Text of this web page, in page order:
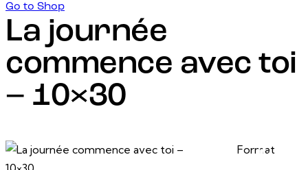
Go to Shop
La journée
commence avec toi
– 10×30
Format
10 po